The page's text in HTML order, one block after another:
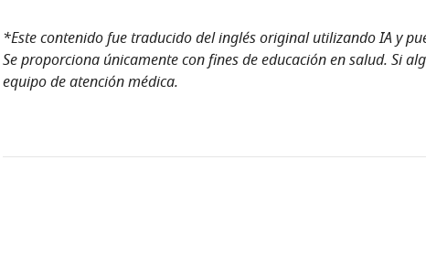
*Este contenido fue traducido del inglés original utilizando IA y
Se proporciona únicamente con fines de educación en salud. Si
equipo de atención médica.